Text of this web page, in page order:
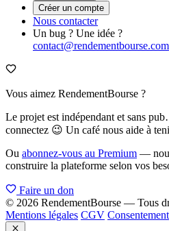
Créer un compte
Nous contacter
Un bug ? Une idée ?
contact@rendementbourse.com
Vous aimez RendementBourse ?
Le projet est indépendant et sans
connectez 😉 Un café nous aide à
Ou abonnez-vous au Premium —
construire la plateforme selon vos
Faire un don
© 2026 RendementBourse — Tous
Mentions légales CGV